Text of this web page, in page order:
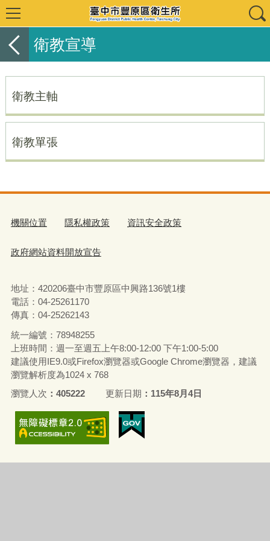
衛教宣導
衛教主軸
衛教單張
機關位置 隱私權政策 資訊安全政策
政府網站資料開放宣告
地址：420206臺中市豐原區中興路136號1樓
電話：04-25261170
傳真：04-25262143
統一編號：78948255
上班時間：週一至週五上午8:00-12:00 下午1:00-5:00
建議使用IE9.0或Firefox瀏覽器或Google Chrome瀏覽器，建議
瀏覽解析度為1024 x 768
瀏覽人次
405222 更新日期 115年8月4日